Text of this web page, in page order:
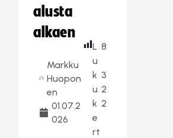
alusta
alkaen
Markku
Huopon
en
01.07.2
026
L
u
k
u
k
e
rt
8
3
2
2